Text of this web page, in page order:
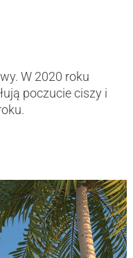
W 2020 roku
poczucie ciszy i